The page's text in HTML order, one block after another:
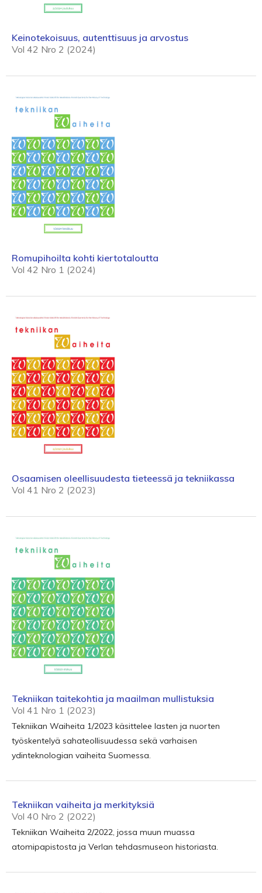
Keinotekoisuus, autenttisuus ja arvostus
Vol 42 Nro 2 (2024)
Romupihoilta kohti kiertotaloutta
Vol 42 Nro 1 (2024)
Osaamisen oleellisuudesta tieteessä ja tekniikassa
Vol 41 Nro 2 (2023)
Tekniikan taitekohtia ja maailman mullistuksia
Vol 41 Nro 1 (2023)
Tekniikan Waiheita 1/2023 käsittelee lasten ja nuorten
työskentelyä sahateollisuudessa sekä varhaisen
ydinteknologian vaiheita Suomessa.
Tekniikan vaiheita ja merkityksiä
Vol 40 Nro 2 (2022)
Tekniikan Waiheita 2/2022, jossa muun muassa
atomipapistosta ja Verlan tehdasmuseon historiasta.